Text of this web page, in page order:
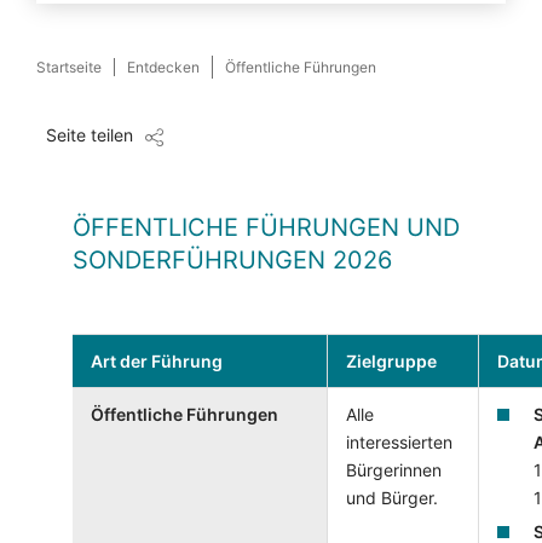
Startseite Entdecken Öffentliche Führungen
Seite teilen
ÖFFENTLICHE FÜHRUNGEN UND
SONDERFÜHRUNGEN 2026
Art der Führung Zielgruppe
Öffentliche Führungen
Alle
interessierten
Bürgerinnen
und Bürger.